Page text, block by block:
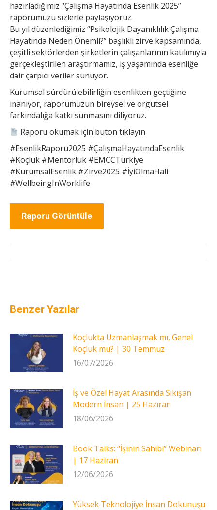
hazırladığımız “Çalışma Hayatında Esenlik 2025”
raporumuzu sizlerle paylaşıyoruz.
Bu yıl düzenlediğimiz “Psikolojik Dayanıklılık Çalışma
Hayatında Neden Önemli?” başlıklı zirve kapsamında,
çeşitli sektörlerden şirketlerin çalışanlarının katılımıyla
gerçekleştirilen araştırmamız, iş yaşamında esenliğe
dair çarpıcı veriler sunuyor.
Kurumsal sürdürülebilirliğin esenlikten geçtiğine
inanıyor, raporumuzun bireysel ve örgütsel
farkındalığa katkı sunmasını diliyoruz.
Raporu okumak için buton tıklayın
#EsenlikRaporu2025 #ÇalışmaHayatındaEsenlik
#Koçluk #Mentorluk #EMCCTürkiye
#KurumsalEsenlik #Zirve2025 #İyiOlmaHali
#WellbeingInWorklife
Raporu Görüntüle
Benzer Yazılar
Koçlukta Uzmanlaşmak mı, Genel
Koçluk mu? | 30 Temmuz
16/07/2026
İş ve Özel Hayat Arasında Sıkışan
Modern İnsan | 25 Haziran
18/06/2026
Book Talks: “İşinin Sahibi” Webinarı
| 17 Haziran
12/06/2026
Yüksek Teknolojiye İnsan Dokunuşu